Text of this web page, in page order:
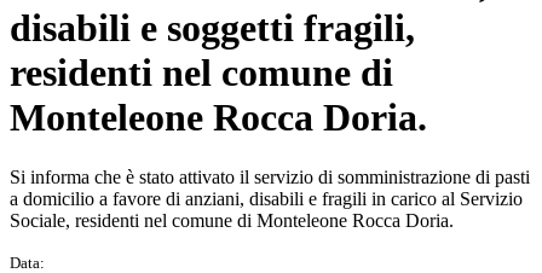
disabili e soggetti fragili,
residenti nel comune di
Monteleone Rocca Doria.
Si informa che è stato attivato il servizio di somministrazione di pasti
a domicilio a favore di anziani, disabili e fragili in carico al Servizio
Sociale, residenti nel comune di Monteleone Rocca Doria.
Data: